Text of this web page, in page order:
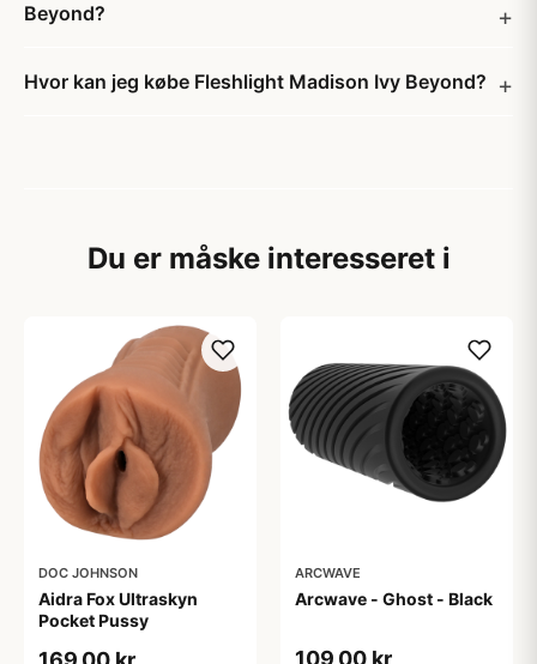
Beyond?
Hvor kan jeg købe Fleshlight Madison Ivy Beyond?
Du er måske interesseret i
DOC JOHNSON
Aidra Fox Ultraskyn
Pocket Pussy
ARCWAVE
Arcwave - Ghost - Black
109,00 kr